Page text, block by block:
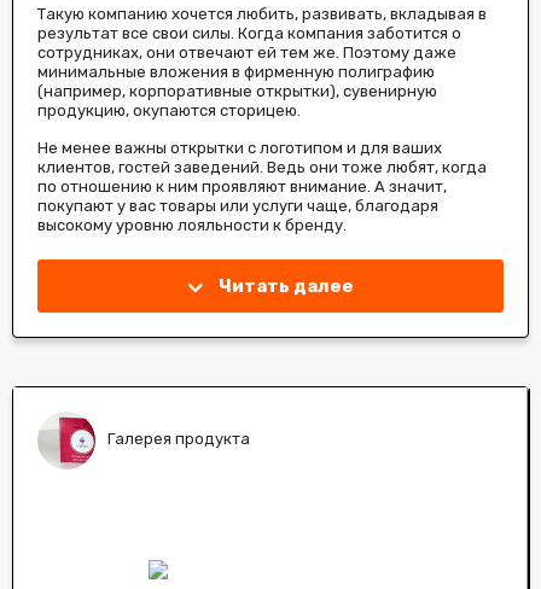
Такую компанию хочется любить, развивать, вкладывая в
результат все свои силы. Когда компания заботится о
сотрудниках, они отвечают ей тем же. Поэтому даже
минимальные вложения в фирменную полиграфию
(например, корпоративные открытки), сувенирную
продукцию, окупаются сторицею.
Не менее важны открытки с логотипом и для ваших
клиентов, гостей заведений. Ведь они тоже любят, когда
по отношению к ним проявляют внимание. А значит,
покупают у вас товары или услуги чаще, благодаря
высокому уровню лояльности к бренду.
Читать далее
Галерея продукта